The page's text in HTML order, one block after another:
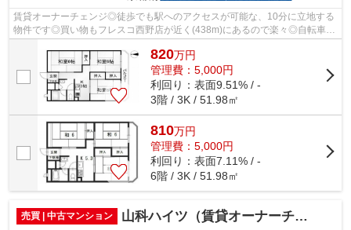
賃貸オーナーチェンジ◎徒歩でも駅へのアクセスが可能な、10分に立地する
物件です◎買い物もフレスコ西野店が近く(438m)にあるので楽々◎自転車を
820万円
管理費：5,000円
利回り：表面9.51% / -
3階 / 3K / 51.98㎡
810万円
管理費：5,000円
利回り：表面7.11% / -
6階 / 3K / 51.98㎡
売買 | 中古マンション 山科ハイツ（賃貸オーナーチェンジ）